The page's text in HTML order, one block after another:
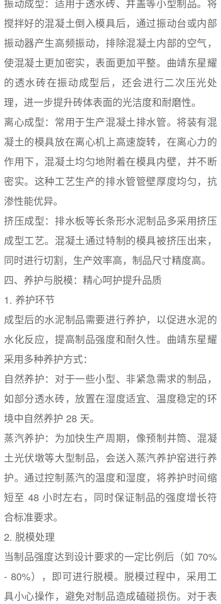
振动成型：适用于透水砖、井盖等小型制品。将
搅拌好的混凝土倒入模具后，通过振动台或内部
振动器产生高频振动，排除混凝土内部的空气，
使混凝土更加密实，表面更加平整。曲靖东星耀
的透水砖在振动成型后，还会进行二次压光处
理，进一步提升砖体表面的光洁度和耐磨性。
离心成型：常用于生产混凝土排水管。将装有混
凝土的模具放在离心机上高速旋转，在离心力的
作用下，混凝土均匀地附着在模具内壁，并不断
密实。这种工艺生产的排水管管壁厚度均匀，抗
渗性能优异。
挤压成型：排水板等长条形水泥制品多采用挤压
成型工艺。混凝土通过特制的模具被挤压出来，
同时进行切割，生产效率高，制品尺寸精度高。
四、养护与脱模：精心呵护提升品质
1. 养护环节
成型后的水泥制品需要进行养护，以促进水泥的
水化反应，提高制品强度和耐久性。曲靖东星耀
采用多种养护方式：
自然养护：对于一些小型、非紧急需求的制品，
如部分透水砖，放置在湿度适宜、温度稳定的环
境中自然养护 28 天。
蒸汽养护：为加快生产周期，像预制井筒、混凝
土光伏墩等大型制品，会送入蒸汽养护窑进行养
护。通过控制蒸汽的温度和湿度，将养护时间缩
短至 48 小时左右，同时保证制品的强度增长符
合标准要求。
2. 脱模处理
当制品强度达到设计要求的一定比例后（如 70%
- 80%），即可进行脱模。脱模过程中，采用工
具小心操作，避免对制品造成磕碰损伤。对于表